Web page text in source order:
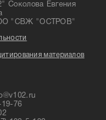
Соколова Евгения
"СВЖ "ОСТРОВ"
материалов
19-76